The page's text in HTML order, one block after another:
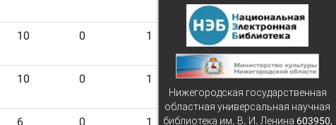
10 0 1 10
10 0 1 10
6 0 1 6
Нижегородская государственная
областная универсальная научная
библиотека им. В. И. Ленина 603950,